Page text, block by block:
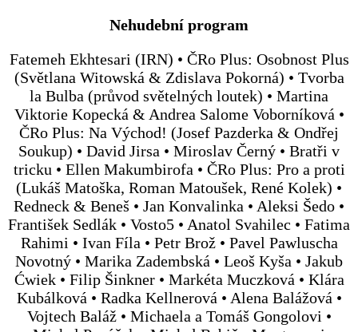
Nehudební program
Fatemeh Ekhtesari (IRN) • ČRo Plus: Osobnost Plus
(Světlana Witowská & Zdislava Pokorná) • Tvorba
la Bulba (průvod světelných loutek) • Martina
Viktorie Kopecká & Andrea Salome Voborníková •
ČRo Plus: Na Východ! (Josef Pazderka & Ondřej
Soukup) • David Jirsa • Miroslav Černý • Bratři v
tricku • Ellen Makumbirofa • ČRo Plus: Pro a proti
(Lukáš Matoška, Roman Matoušek, René Kolek) •
Redneck & Beneš • Jan Konvalinka • Aleksi Šedo •
František Sedlák • Vosto5 • Anatol Svahilec • Fatima
Rahimi • Ivan Fíla • Petr Brož • Pavel Pawluscha
Novotný • Marika Zadembská • Leoš Kyša • Jakub
Ćwiek • Filip Šinkner • Markéta Muczková • Klára
Kubálková • Radka Kellnerová • Alena Balážová •
Vojtech Baláž • Michaela a Tomáš Gongolovi •